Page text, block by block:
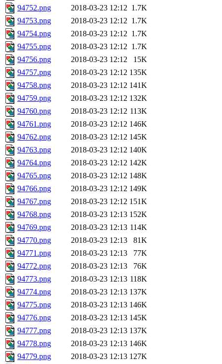
94752.png
2018-03-23 12:12 1.7K
94753.png
2018-03-23 12:12 1.7K
94754.png
2018-03-23 12:12 1.7K
94755.png
2018-03-23 12:12 1.7K
94756.png
2018-03-23 12:12
15K
94757.png
2018-03-23 12:12 135K
94758.png
2018-03-23 12:12 141K
94759.png
2018-03-23 12:12 132K
94760.png
2018-03-23 12:12 113K
94761.png
2018-03-23 12:12 146K
94762.png
2018-03-23 12:12 145K
94763.png
2018-03-23 12:12 140K
94764.png
2018-03-23 12:12 142K
94765.png
2018-03-23 12:12 148K
94766.png
2018-03-23 12:12 149K
94767.png
2018-03-23 12:12 151K
94768.png
2018-03-23 12:13 152K
94769.png
2018-03-23 12:13 114K
94770.png
2018-03-23 12:13
81K
94771.png
2018-03-23 12:13
77K
94772.png
2018-03-23 12:13
76K
94773.png
2018-03-23 12:13 118K
94774.png
2018-03-23 12:13 137K
94775.png
2018-03-23 12:13 146K
94776.png
2018-03-23 12:13 145K
94777.png
2018-03-23 12:13 137K
94778.png
2018-03-23 12:13 146K
94779.png
2018-03-23 12:13 127K